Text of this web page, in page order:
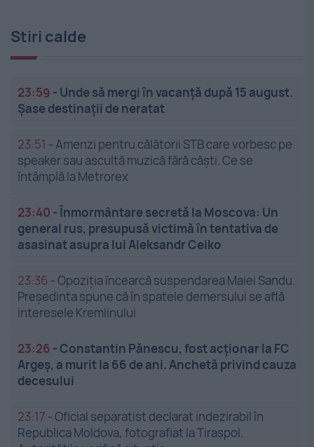
Stiri calde
23:59 - Unde să mergi în vacanță după 15 august.
Șase destinații de neratat
23:51 - Amenzi pentru călătorii STB care vorbesc pe
speaker sau ascultă muzică fără căști. Ce se
întâmplă la Metrorex
23:40 -Înmormântare secretă la Moscova: Un
general rus, presupusă victimă în tentativa de
asasinat asupra lui Aleksandr Ceiko
23:36 -Opoziția încearcă suspendarea Maiei Sandu.
Președinta spune că în spatele demersului se află
interesele Kremlinului
23:26 -Constantin Pănescu, fost acționar la FC
Argeș, a murit la 66 de ani. Anchetă privind cauza
decesului
23:17 -Oficial separatist declarat indezirabil în
Republica Moldova, fotografiat la Tiraspol.